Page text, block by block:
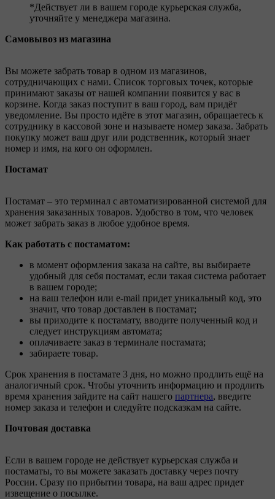
*Действует ли в вашем городе курьерская служба,
уточняйте у менеджера магазина.
Самовывоз из магазина
Вы можете забрать товар в одном из магазинов,
сотрудничающих с нами. Список торговых точек, которые
принимают заказы от нашей компании появится у вас в
корзине. Когда заказ поступит в ваш город, вам придёт
уведомление. Вы просто идёте в этот магазин, обращаетесь к
сотруднику в кассовой зоне и называете номер заказа. Забрать
покупку может ваш друг или родственник, который знает
номер и имя, на кого он оформлен.
Постамат
Постамат – это терминал с автоматизированной системой для
хранения заказанных товаров. Удобство в том, что человек
может забрать заказ в любое удобное время.
Как работать с постаматом:
в момент оформления заказа на сайте, вы выбираете
удобный для себя постамат, если такая система работает
в вашем городе;
на ваш телефон или e-mail придет уникальный код, это
значит, что товар доставлен в постамат;
вы приходите к постамату, вводите полученный код и
следует инструкциям автомата;
оплачиваете заказ в терминале постамата;
забираете товар.
Срок хранения в постамате 3 дня, но можно продлить ещё на
аналогичный срок. Чтобы уточнить информацию и продлить
время хранения зайдите на сайт нашего партнера, введите
номер заказа и телефон и следуйте подсказкам на сайте.
Почтовая доставка
Если в вашем городе не действует курьерская служба и
постаматы, то вы можете заказать доставку через почту
России. Сразу по прибытии товара, на ваш адрес придет
извещение о посылке.